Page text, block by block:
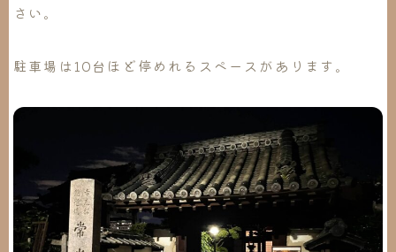
さい。
駐車場は10台ほど停めれるスペースがあります。